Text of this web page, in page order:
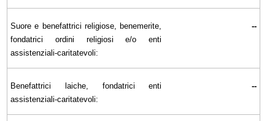
Suore e benefattrici religiose, benemerite,
fondatrici ordini religiosi e/o enti
assistenziali-caritatevoli:
--
Benefattrici laiche, fondatrici enti
assistenziali-caritatevoli:
--